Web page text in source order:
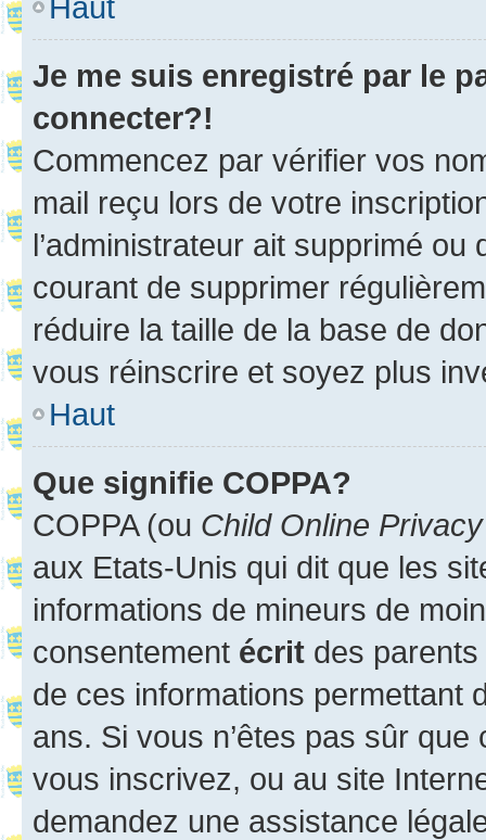
Je me suis enregistré par le
connecter?!
Commencez par vérifier vos
mail reçu lors de votre
l’administrateur ait supprimé
courant de supprimer
réduire la taille de la base de
vous réinscrire et soyez plus
Haut
Que signifie COPPA?
COPPA (ou Child Online
aux Etats-Unis qui dit que les
informations de mineurs de
consentement écrit des parents
de ces informations permettant
ans. Si vous n’êtes pas sûr
vous inscrivez, ou au site
demandez une assistance